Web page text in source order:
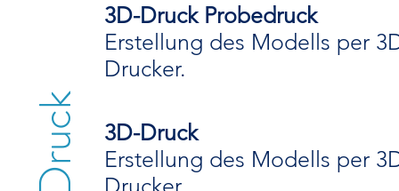
3D-Druck Probedruck
Erstellung des Modells per
Drucker.
3D-Druck
Erstellung des Modells per
Drucker.